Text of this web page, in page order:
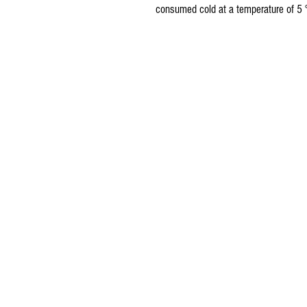
consumed cold at a temperature of 5